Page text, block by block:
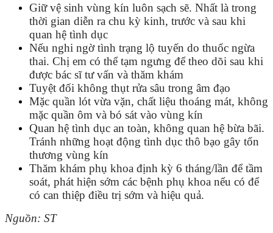
Giữ vệ sinh vùng kín luôn sạch sẽ. Nhất là trong
thời gian diễn ra chu kỳ kinh, trước và sau khi
quan hệ tình dục
Nếu nghi ngờ tình trạng lộ tuyến do thuốc ngừa
thai. Chị em có thể tạm ngưng để theo dõi sau khi
được bác sĩ tư vấn và thăm khám
Tuyệt đối không thụt rửa sâu trong âm đạo
Mặc quần lót vừa vặn, chất liệu thoáng mát, không
mặc quần ôm và bó sát vào vùng kín
Quan hệ tình dục an toàn, không quan hệ bừa bãi.
Tránh những hoạt động tình dục thô bạo gây tổn
thương vùng kín
Thăm khám phụ khoa định kỳ 6 tháng/lần để tầm
soát, phát hiện sớm các bệnh phụ khoa nếu có để
có can thiệp điều trị sớm và hiệu quả.
Nguồn: ST